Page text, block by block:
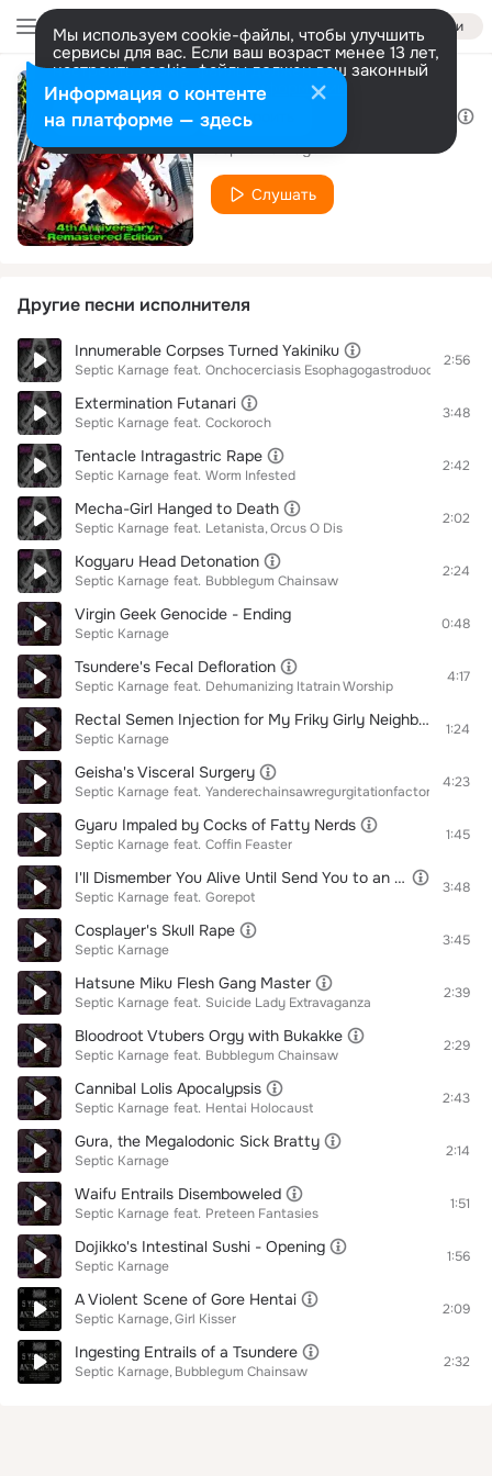
Войти
Мы используем cookie-файлы, чтобы улучшить
сервисы для вас. Если ваш возраст менее 13 лет,
настроить cookie-файлы должен ваш законный
представитель. Больше информации
Разрешить все Настроить
Septic Karnage
Слушать
Другие песни исполнителя
Innumerable Corpses Turned Yakiniku
Septic Karnage feat. Onchocerciasis
2:56
Extermination Futanari
Septic Karnage feat. Cockoroch
3:48
Tentacle Intragastric Rape
Septic Karnage feat. Worm Infested
2:42
Mecha-Girl Hanged to Death
Septic Karnage feat. Letanista Orcus O Dis
2:02
Kogyaru Head Detonation
Septic Karnage feat. Bubblegum Chainsaw
2:24
Virgin Geek Genocide - Ending
Septic Karnage
0:48
Tsundere's Fecal Defloration
Septic Karnage feat. Dehumanizing Itatrain Worship
4:17
Rectal Semen Injection for My Friky Girly Neighbor's Cadaver
Septic Karnage
1:24
Geisha's Visceral Surgery
Septic Karnage feat. Yanderechainsawregurgitationfactory
4:23
Gyaru Impaled by Cocks of Fatty Nerds
Septic Karnage feat. Coffin Feaster
1:45
I'll Dismember You Alive Until Send You to an Isekai in Pieces
Septic Karnage feat. Gorepot
3:48
Cosplayer's Skull Rape
Septic Karnage
3:45
Hatsune Miku Flesh Gang Master
Septic Karnage feat. Suicide Lady Extravaganza
2:39
Bloodroot Vtubers Orgy with Bukakke
Septic Karnage feat. Bubblegum Chainsaw
2:29
Cannibal Lolis Apocalypsis
Septic Karnage feat. Hentai Holocaust
2:43
Gura, the Megalodonic Sick Bratty
Septic Karnage
2:14
Waifu Entrails Disemboweled
Septic Karnage feat. Preteen Fantasies
1:51
Dojikko's Intestinal Sushi - Opening
Septic Karnage
1:56
A Violent Scene of Gore Hentai
Septic Karnage Girl Kisser
2:09
Ingesting Entrails of a Tsundere
Septic Karnage Bubblegum Chainsaw
2:32
Информация о контенте
на платформе — здесь